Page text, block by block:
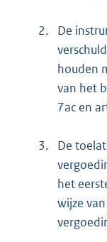
2.
De
houden
van het
7ac en
3.
De
het
wijze